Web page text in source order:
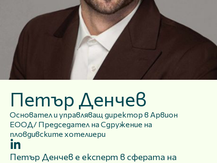
Петър Денчев
Основател и управляващ директор в Арвион
ЕООД/ Председател на Сдружение на
пловдивските хотелиери
Петър Денчев е експерт в сферата на